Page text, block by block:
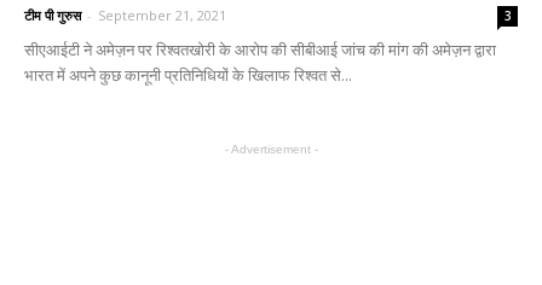
टीम पी गुरुस - September 21, 2021 3
सीएआईटी ने अमेज़न पर रिश्वतखोरी के आरोप की सीबीआई जांच की मांग की अमेज़न द्वारा
भारत में अपने कुछ कानूनी प्रतिनिधियों के खिलाफ रिश्वत से...
- Advertisement -